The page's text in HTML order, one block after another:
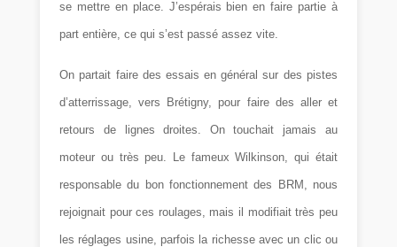
se mettre en place. J’espérais bien en faire partie à
part entière, ce qui s’est passé assez vite.
On partait faire des essais en général sur des pistes
d’atterrissage, vers Brétigny, pour faire des aller et
retours de lignes droites. On touchait jamais au
moteur ou très peu. Le fameux Wilkinson, qui était
responsable du bon fonctionnement des BRM, nous
rejoignait pour ces roulages, mais il modifiait très peu
les réglages usine, parfois la richesse avec un clic ou